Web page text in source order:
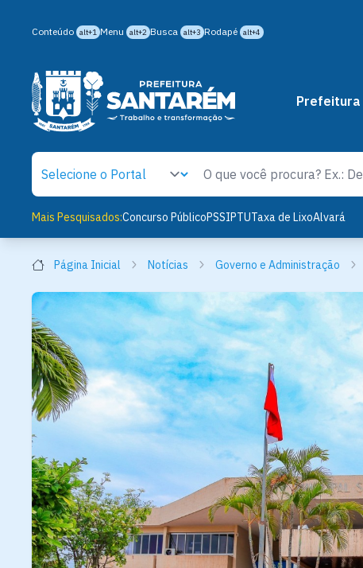
Conteúdo alt+1 Menu alt+2 Busca alt+3 Rodapé alt+4
Prefeitura
Mais Pesquisados:Concurso PúblicoPSSIPTUTaxa de LixoAlvará
Página Inicial Notícias Governo e Administração